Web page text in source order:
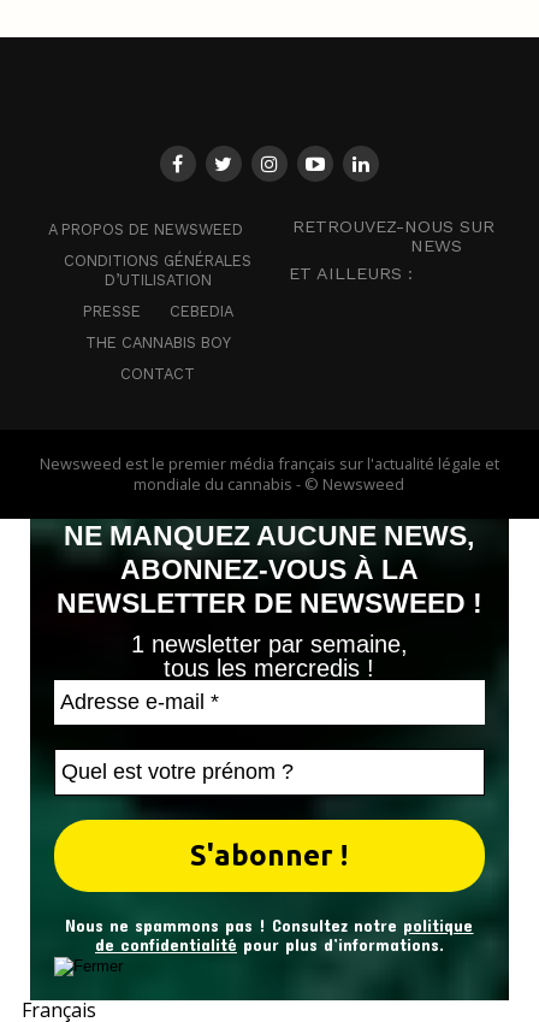
A PROPOS DE NEWSWEED
CONDITIONS GÉNÉRALES
D’UTILISATION
PRESSE
CEBEDIA
THE CANNABIS BOY
CONTACT
RETROUVEZ-NOUS SUR
NEWS
ET AILLEURS :
Newsweed est le premier média français sur l'actualité légale et
mondiale du cannabis - © Newsweed
NE MANQUEZ AUCUNE NEWS,
ABONNEZ-VOUS À LA
NEWSLETTER DE NEWSWEED !
1 newsletter par semaine,
tous les mercredis !
Nous ne spammons pas ! Consultez notre politique
de confidentialité pour plus d’informations.
Français